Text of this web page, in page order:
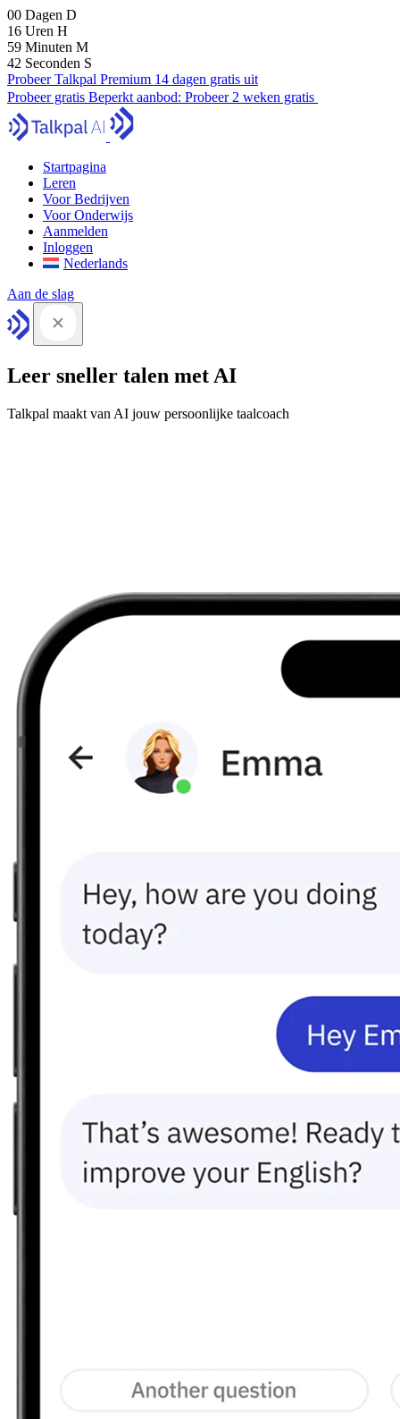
00 Dagen D
16 Uren H
59 Minuten M
41 Seconden S
Probeer Talkpal Premium 14 dagen gratis uit
Probeer gratis Beperkt aanbod: Probeer 2 weken gratis
Startpagina
Leren
Voor Bedrijven
Voor Onderwijs
Aanmelden
Inloggen
Nederlands
Aan de slag
Leer sneller talen met AI
Talkpal maakt van AI jouw persoonlijke taalcoach